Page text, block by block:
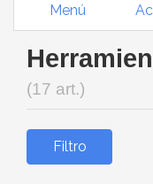
Menú
(17 art.)
Filtro